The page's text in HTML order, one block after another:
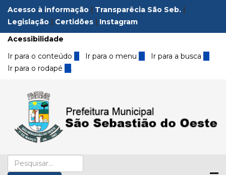
Acesso à informação | Transparêcia São Seb. |
Legislação | Certidões | Instagram
Acessibilidade
Ir para o conteúdo 1 Ir para o menu 2 Ir para a busca3
Ir para o rodapé 4 .